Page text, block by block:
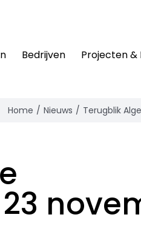
Bedrijven Projecten &
Home Nieuws Terugblik